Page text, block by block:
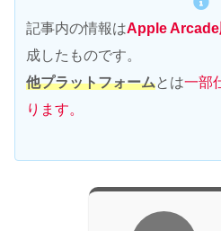
記事内の情報はApple
成したものです。
他プラットフォームとは一部
ります。